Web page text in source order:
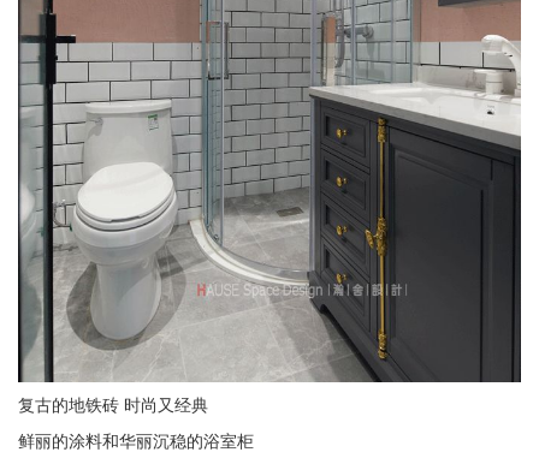
复古的地铁砖 时尚又经典
鲜丽的涂料和华丽沉稳的浴室柜